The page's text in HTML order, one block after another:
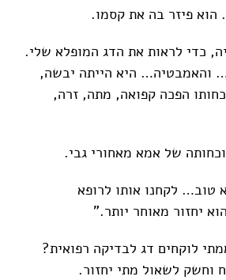
הוא פיזר בה את קסמו.
כדי לראות את הדג המופלא שלי.
והאמבטיה… היא הייתה יבשה,
הפכה קפואה, מתה, זרה,
של אמא מאחורי גבי.
טוב… לקחנו אותו לרופא
יחזור מאוחר יותר.”
לוקחים דג לבדיקה רפואית?
וחשק לשאול מתי יחזור.